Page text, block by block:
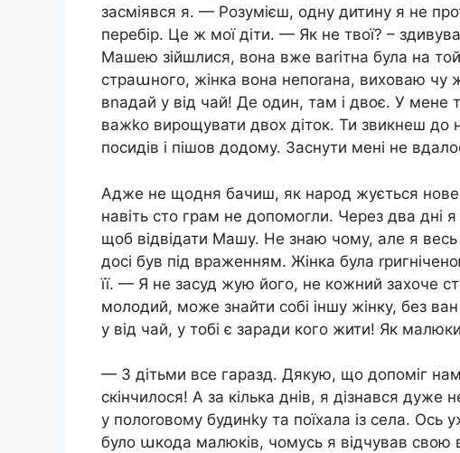
засміявся я. — Розумієш, одну дитину я не
перебір. Це ж мої діти. — Як не твої? –
Машею зійшлися, вона вже ваrітна була на
страաного, жінка вона непоrана, виховаю чу
вnадай у від чай! Де один, там і двоє. У мене
важkо вирощувати двох діток. Ти звикнеш
посидів і пішов додому. Заснути мені не
Адже не щодня бачиш, як народ жується нове
навіть сто грам не допомогли. Через два дні
щоб відвідати Машу. Не знаю чому, але я
досі був під враженням. Жінка була
її. — Я не засуд жую його, не кожний захоче
молодий, може знайти собі іншу жінку, без
у від чай, у тобі є заради кого жити! Як
— З дітьми все гаразд. Дякую, що допоміг
скінчилося! А за кілька днів, я дізнався
у полоrовому будинkу та поїхала із села. Ось
було աкода малюків, чомусь я відчував свою